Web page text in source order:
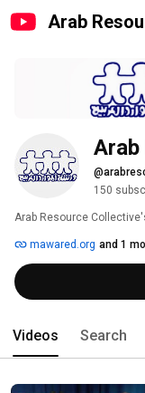
Arab
150
Arab Resource
mawared.org and 1
Videos Search